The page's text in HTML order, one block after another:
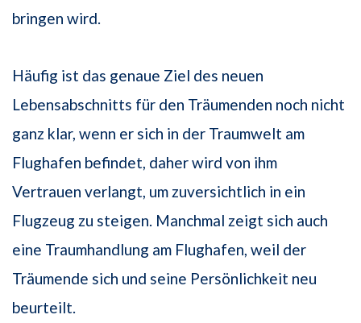
bringen wird.
Häufig ist das genaue Ziel des neuen
Lebensabschnitts für den Träumenden noch nicht
ganz klar, wenn er sich in der Traumwelt am
Flughafen befindet, daher wird von ihm
Vertrauen verlangt, um zuversichtlich in ein
Flugzeug zu steigen. Manchmal zeigt sich auch
eine Traumhandlung am Flughafen, weil der
Träumende sich und seine Persönlichkeit neu
beurteilt.